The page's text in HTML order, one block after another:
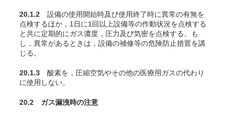
20.1.2 設備の使用開始時及び使用終了時に異常の有無を
点検するほか，1日に1回以上設備等の作動状況を点検する
と共に定期的にガス濃度，圧力及び気密を点検する。も
し，異常があるときは，設備の補修等の危険防止措置を講
じる。
20.1.3 酸素を，圧縮空気やその他の医療用ガスの代わり
に使用しない。
20.2 ガス漏洩時の注意